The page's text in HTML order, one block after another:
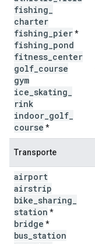
fishing
charter
fishing pier*
fishing pond
fitness center
golf course
gym
ice skating
rink
indoor golf
course *
Transporte
airport
airstrip
bike sharing
station *
bridge *
bus station